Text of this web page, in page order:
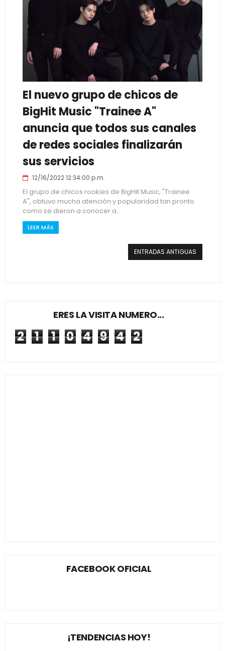
El nuevo grupo de chicos de
BigHit Music "Trainee A"
anuncia que todos sus canales
de redes sociales finalizarán
sus servicios
12/16/2022 12:34:00 p.m.
El grupo de chicos rookies de BigHit Music, "Trainee
A", obtuvo mucha atención y popularidad tan pronto
como se dieron a conocer a...
LEER MÁS
ENTRADAS ANTIGUAS
ERES LA VISITA NUMERO...
2 1 1 0 4 9 4 2
FACEBOOK OFICIAL
¡TENDENCIAS HOY!